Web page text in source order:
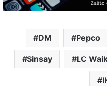
DM Pepco
Sinsay LC